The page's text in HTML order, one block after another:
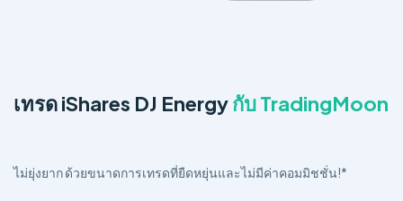
เทรด iShares DJ Energyกับ TradingMoon
ไม่ยุ่งยาก ด้วยขนาดการเทรดที่ยืดหยุ่นและไม่มีค่าคอมมิชชั่น!*